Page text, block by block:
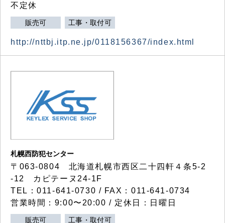
不定休
販売可 工事・取付可
http://nttbj.itp.ne.jp/0118156367/index.html
札幌西防犯センター
〒063-0804 北海道札幌市西区二十四軒４条5-2
-12 カピテーヌ24-1F
TEL：011-641-0730 / FAX：011-641-0734
営業時間：9:00〜20:00 / 定休日：日曜日
販売可 工事・取付可